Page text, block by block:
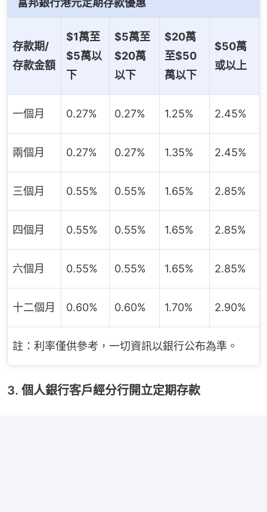
富邦銀行港元定期存款優惠
存款期/
存款金額
$1萬至
$5萬以
下
$5萬至
$20萬
以下
$20萬
至$50
萬以下
$50萬
或以上
一個月 0.27% 0.27% 1.25% 2.45%
兩個月 0.27% 0.27% 1.35% 2.45%
三個月 0.55% 0.55% 1.65% 2.85%
四個月 0.55% 0.55% 1.65% 2.85%
六個月 0.55% 0.55% 1.65% 2.85%
十二個月 0.60% 0.60% 1.70% 2.90%
註：利率僅供參考，一切資訊以銀行公布為準。
3. 個人銀行客戶經分行開立定期存款